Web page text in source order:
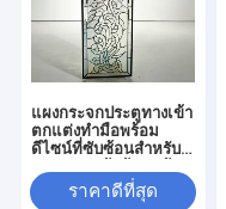
แผงกระจกประตูทางเข้า
ตกแต่งทำมือพร้อม
ดีไซน์ที่ซับซ้อนสำหรับ
ราคาดีที่สุด